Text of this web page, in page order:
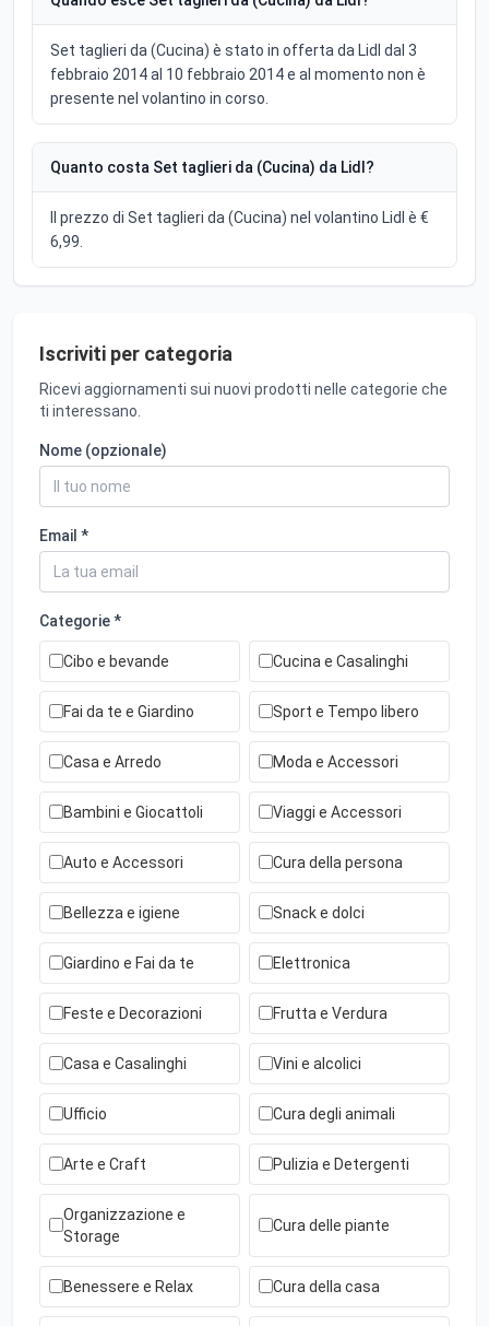
Set taglieri da (Cucina) è stato in offerta da Lidl dal 3
febbraio 2014 al 10 febbraio 2014 e al momento non è
presente nel volantino in corso.
Quanto costa Set taglieri da (Cucina) da Lidl?
Il prezzo di Set taglieri da (Cucina) nel volantino Lidl è €
6,99.
Iscriviti per categoria
Ricevi aggiornamenti sui nuovi prodotti nelle categorie che
ti interessano.
Nome (opzionale)
Email *
Categorie *
Cibo e bevande Cucina e Casalinghi
Fai da te e Giardino Sport e Tempo libero
Casa e Arredo Moda e Accessori
Bambini e Giocattoli Viaggi e Accessori
Auto e Accessori Cura della persona
Bellezza e igiene Snack e dolci
Giardino e Fai da te Elettronica
Feste e Decorazioni Frutta e Verdura
Casa e Casalinghi Vini e alcolici
Ufficio Cura degli animali
Arte e Craft Pulizia e Detergenti
Organizzazione e
Storage
Cura delle piante
Benessere e Relax Cura della casa